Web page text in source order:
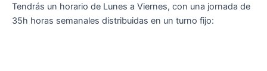
Tendrás un horario de Lunes a Viernes, con una jornada de
35h horas semanales distribuidas en un turno fijo: